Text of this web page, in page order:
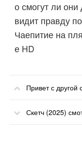
о смогут ли они
видит правду
Чаепитие на
е HD
Привет с другой
Скетч (2025)